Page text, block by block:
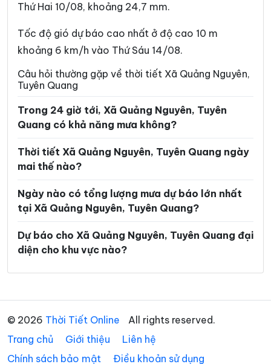
Xã Kiến Thiết
Xã Lâm Bình Xã Lao Chải
Xã Lực Hành
Xã Lũng Phìn Xã Lùng Tám
Xã Mậu Duệ Xã Mèo Vạc
Xã Minh Ngọc Xã Minh Quang
Xã Minh Sơn Xã Minh Tân
Xã Minh Thanh Xã Nà Hang
Xã Nghĩa Thuận
Xã Ngọc Long Xã Nhữ Khê
Xã Niêm Sơn Xã Pà Vầy Sủ
Xã Phố Bảng Xã Phú Linh
Xã Phú Lương Xã Phù Lưu
Thứ Hai 10/08, khoảng 24,7 mm.
Tốc độ gió dự báo cao nhất ở độ cao 10 m
khoảng 6 km/h vào Thứ Sáu 14/08.
Câu hỏi thường gặp về thời tiết Xã Quảng Nguyên,
Tuyên Quang
Trong 24 giờ tới, Xã Quảng Nguyên, Tuyên
Quang có khả năng mưa không?
Thời tiết Xã Quảng Nguyên, Tuyên Quang ngày
mai thế nào?
Ngày nào có tổng lượng mưa dự báo lớn nhất
tại Xã Quảng Nguyên, Tuyên Quang?
Dự báo cho Xã Quảng Nguyên, Tuyên Quang đại
diện cho khu vực nào?
© 2026 Thời Tiết Online
All rights reserved.
Trang chủ
Giới thiệu
Liên hệ
Chính sách bảo mật
Điều khoản sử dụng